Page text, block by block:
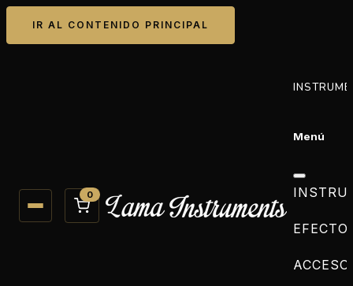
IR AL CONTENIDO PRINCIPAL
0
Menú